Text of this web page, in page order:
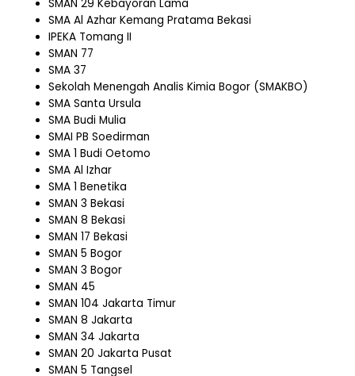
SMAN 29 Kebayoran Lama
SMA Al Azhar Kemang Pratama Bekasi
IPEKA Tomang II
SMAN 77
SMA 37
Sekolah Menengah Analis Kimia Bogor (SMAKBO)
SMA Santa Ursula
SMA Budi Mulia
SMAI PB Soedirman
SMA 1 Budi Oetomo
SMA Al Izhar
SMA 1 Benetika
SMAN 3 Bekasi
SMAN 8 Bekasi
SMAN 17 Bekasi
SMAN 5 Bogor
SMAN 3 Bogor
SMAN 45
SMAN 104 Jakarta Timur
SMAN 8 Jakarta
SMAN 34 Jakarta
SMAN 20 Jakarta Pusat
SMAN 5 Tangsel